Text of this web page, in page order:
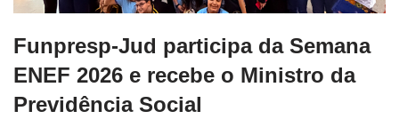
Funpresp-Jud participa da Semana
ENEF 2026 e recebe o Ministro da
Previdência Social